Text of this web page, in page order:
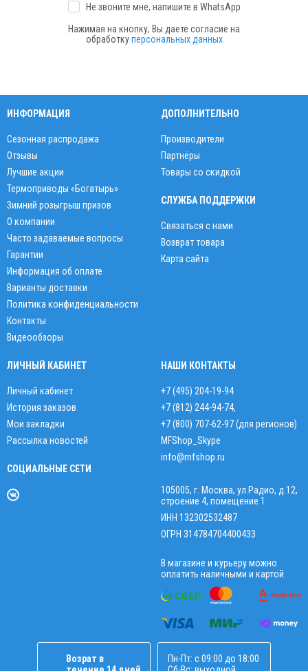
Не звоните мне, напишите в WhatsApp
Нажимая на кнопку, Вы даете согласие на
обработкуперсональных данных
ИНФОРМАЦИЯ
Сезонная распродажа
Отзывы
Лучшие акции
Термоприводы «Богатырь»
Зимний розыгрыш призов
О компании
Часто задаваемые вопросы
Гарантии
Информация об оплате
Варианты доставки
Политика конфиденциальности
Контакты
Видеообзоры
ДОПОЛНИТЕЛЬНО
Производители
Партнёры
Товары со скидкой
СЛУЖБА ПОДДЕРЖКИ
Связаться с нами
Возврат товара
Карта сайта
ЛИЧНЫЙ КАБИНЕТ
Личный кабинет
История заказов
Мои закладки
Рассылка новостей
СОЦИАЛЬНЫЕ СЕТИ
НАШИ КОНТАКТЫ
+7 (495) 204-19-94
+7 (812) 244-94-74,
+7 (800) 707-62-97 (для регионов)
MFShop_Skype
info@mfshop.ru
105005, г. Москва, ул.Радио, д.12,
строение 4, помещение 1
ИНН 132302532487
ОГРН 314784704400433
В магазине и курьеру можно
оплатить наличными и картой.
Возрат в
Пн-Пт: с 09:00 до 18:00